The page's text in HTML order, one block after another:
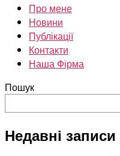
Про мене
Новини
Публікації
Контакти
Наша Фірма
Пошук
Недавні записи